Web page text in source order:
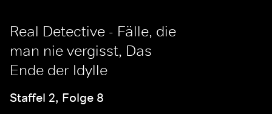
Real Detective - Fälle, die
man nie vergisst, Das
Ende der Idylle
Staffel 2, Folge 8